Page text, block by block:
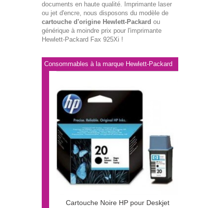
documents en haute qualité. Imprimante laser
ou jet d'encre, nous disposons du modèle de
cartouche d'origine Hewlett-Packard ou
générique à moindre prix pour l'imprimante
Hewlett-Packard Fax 925Xi !
Consommables à la marque Hewlett-Packard
Cartouche Noire HP pour Deskjet